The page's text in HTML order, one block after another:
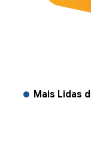
Mais Lidas